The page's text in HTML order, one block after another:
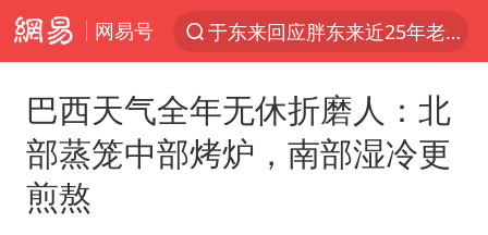
网易号
于东来回应胖东来近25年老店年底关闭
俄称边境州遭乌大规模袭击已致13伤
《披荆斩棘2026》阵容官宣
巴西天气全年无休折磨人：北
部蒸笼中部烤炉，南部湿冷更
煎熬